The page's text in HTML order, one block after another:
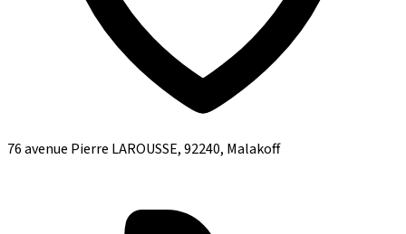
76 avenue Pierre LAROUSSE, 92240, Malakoff